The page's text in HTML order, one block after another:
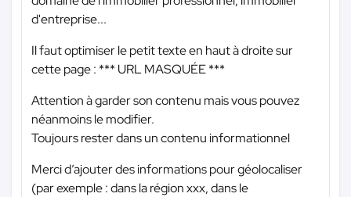
d'entreprise...
Il faut optimiser le petit texte en haut à droite sur
cette page : *** URL MASQUÉE ***
Attention à garder son contenu mais vous pouvez
néanmoins le modifier.
Toujours rester dans un contenu informationnel
Merci d’ajouter des informations pour géolocaliser
(par exemple : dans la région xxx, dans le